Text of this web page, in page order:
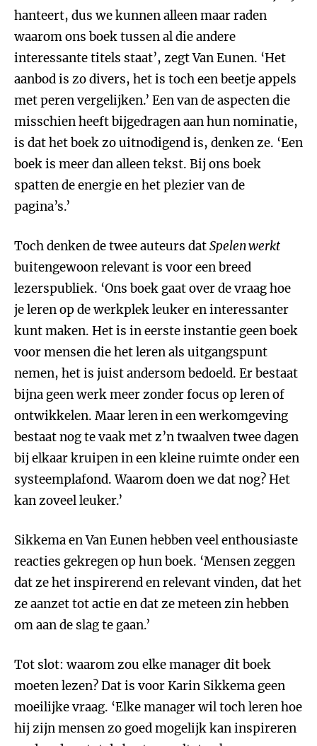
hanteert, dus we kunnen alleen maar raden
waarom ons boek tussen al die andere
interessante titels staat’, zegt Van Eunen. ‘Het
aanbod is zo divers, het is toch een beetje appels
met peren vergelijken.’ Een van de aspecten die
misschien heeft bijgedragen aan hun nominatie,
is dat het boek zo uitnodigend is, denken ze. ‘Een
boek is meer dan alleen tekst. Bij ons boek
spatten de energie en het plezier van de
pagina’s.’
Toch denken de twee auteurs datSpelen werkt
buitengewoon relevant is voor een breed
lezerspubliek. ‘Ons boek gaat over de vraag hoe
je leren op de werkplek leuker en interessanter
kunt maken. Het is in eerste instantie geen boek
voor mensen die het leren als uitgangspunt
nemen, het is juist andersom bedoeld. Er bestaat
bijna geen werk meer zonder focus op leren of
ontwikkelen. Maar leren in een werkomgeving
bestaat nog te vaak met z’n twaalven twee dagen
bij elkaar kruipen in een kleine ruimte onder een
systeemplafond. Waarom doen we dat nog? Het
kan zoveel leuker.’
Sikkema en Van Eunen hebben veel enthousiaste
reacties gekregen op hun boek. ‘Mensen zeggen
dat ze het inspirerend en relevant vinden, dat het
ze aanzet tot actie en dat ze meteen zin hebben
om aan de slag te gaan.’
Tot slot: waarom zou elke manager dit boek
moeten lezen? Dat is voor Karin Sikkema geen
moeilijke vraag. ‘Elke manager wil toch leren hoe
hij zijn mensen zo goed mogelijk kan inspireren